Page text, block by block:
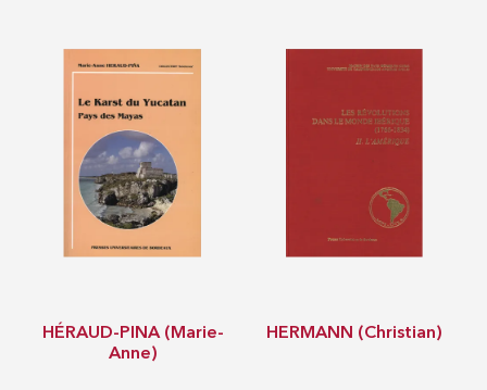
HÉRAUD-PINA (Marie-
Anne)
HERMANN (Christian)